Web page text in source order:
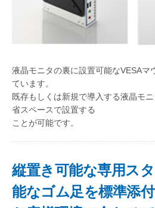
液晶モニタの裏に設置可能なVESAマ
ています。
既存もしくは新規で導入する液晶モ
省スペースで設置する
ことが可能です。
縦置き可能な専用ス
能なゴム足を標準添付